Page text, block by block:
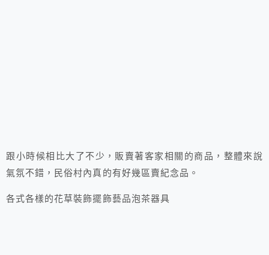
跟小時候相比大了不少，販賣著客家相關的商品，整體來說
氣氛不錯，民俗村內真的有好幾區賣紀念品。
各式各樣的花草裝飾擺飾藝品泡茶器具